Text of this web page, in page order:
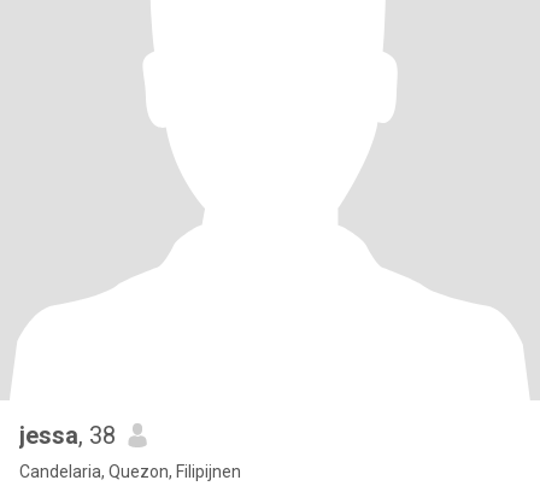
jessa, 38
Candelaria, Quezon, Filipijnen